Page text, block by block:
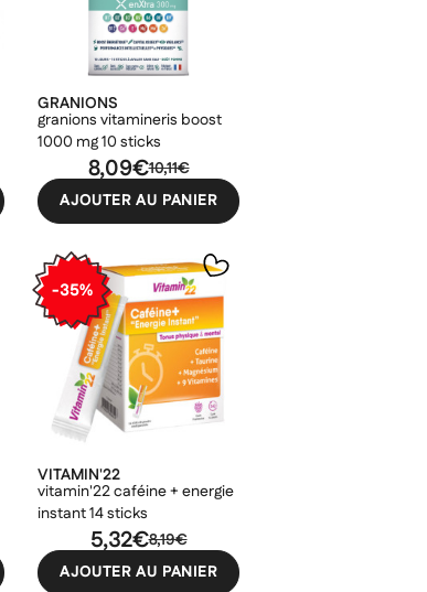
GRANIONS
granions vitamineris boost
1000 mg 10 sticks
10,11€
8,09€
AJOUTER AU PANIER
-35%
VITAMIN'22
vitamin'22 caféine + energie
instant 14 sticks
8,19€
5,32€
AJOUTER AU PANIER